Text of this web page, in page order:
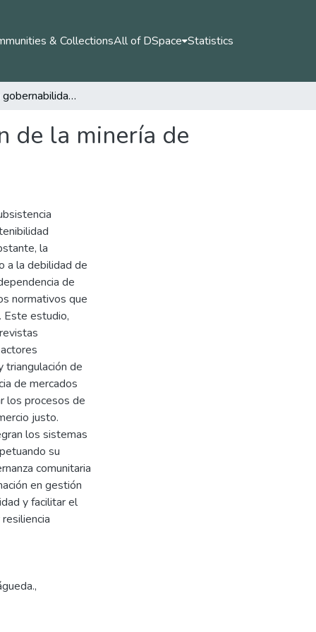
& CollectionsAll of DSpace Statistics
Análisis de la gobernabilidad de la comercialización de la minería de subsistencia en el resguardo del Alto Andágueda.
de la minería de
la
a la debilidad de
de
normativos que
Este estudio,
triangulación de
de mercados
los procesos de
justo.
los sistemas
su
comunitaria
en gestión
y facilitar el
,